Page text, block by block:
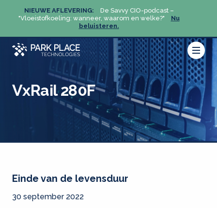
NIEUWE AFLEVERING:
De Savvy CIO-podcast –
"Vloeistofkoeling: wanneer, waarom en welke?"
Nu
beluisteren.
VxRail 280F
Einde van de levensduur
30 september 2022